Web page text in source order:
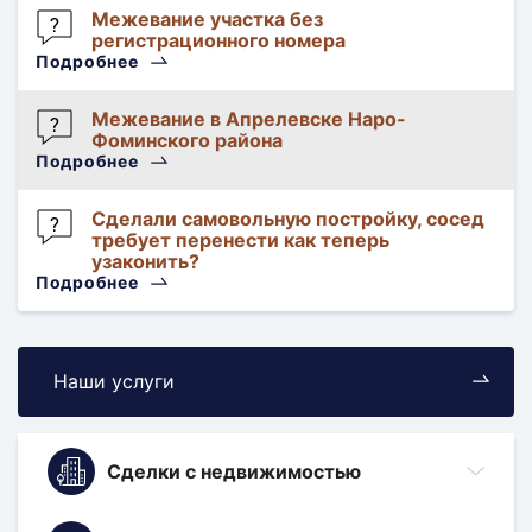
Геодезические
услуги
Межевание участка без
регистрационного номера
Коломоец
Геодезические
услуги
Подробнее
Межевание в Апрелевске Наро-
Фоминского района
Гость
Наследственное
дело
Подробнее
Сделали самовольную постройку, сосед
требует перенести как теперь
узаконить?
Аноним
план
Подробнее
Наши услуги
Сделки с недвижимостью